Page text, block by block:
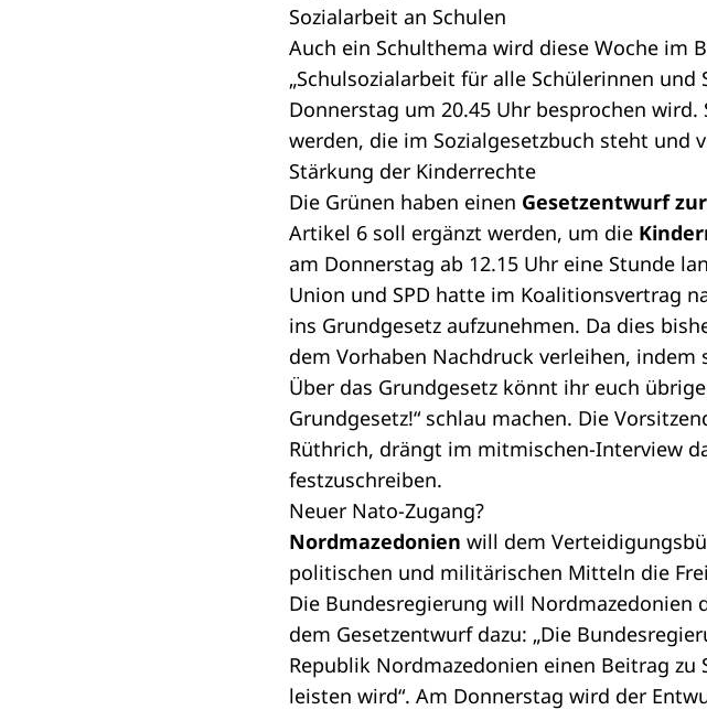
Sozialarbeit an Schulen
Auch ein Schulthema wird diese Woche im
„Schulsozialarbeit für alle Schülerinnen und
Donnerstag um 20.45 Uhr besprochen
werden, die im Sozialgesetzbuch steht und
Stärkung der Kinderrechte
Die Grünen haben einen Gesetzentwurf
Artikel 6 soll ergänzt werden, um die
am Donnerstag ab 12.15 Uhr eine Stunde
Union und SPD hatte im Koalitionsvertrag
ins Grundgesetz aufzunehmen. Da dies
dem Vorhaben Nachdruck verleihen, indem
Über das Grundgesetz könnt ihr euch
Grundgesetz!“schlau machen. Die
Rüthrich, drängt im mitmischen-Interview
festzuschreiben.
Neuer Nato-Zugang?
Nordmazedonien will dem
politischen und militärischen Mitteln die
Die Bundesregierung will
dem Gesetzentwurfdazu: „Die
Republik Nordmazedonien einen Beitrag
leisten wird“. Am Donnerstag wird der